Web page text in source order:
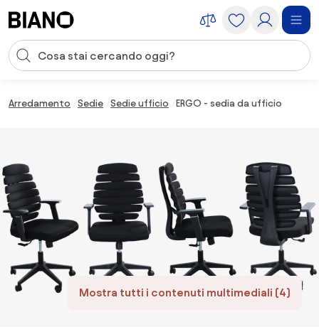
Input della ricerca
Arredamento Sedie Sedie ufficio ERGO - sedia da ufficio
Mostra tutti i contenuti multimediali (4)